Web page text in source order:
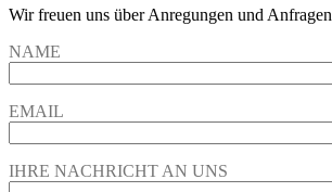
Wir freuen uns über Anregungen und Anfragen
NAME
EMAIL
IHRE NACHRICHT AN UNS